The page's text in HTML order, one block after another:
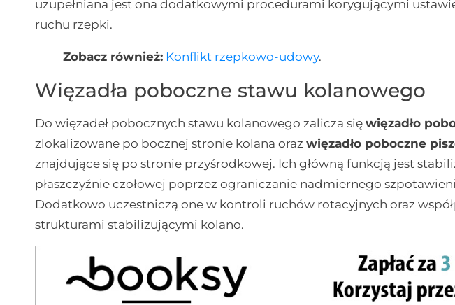
uzupełniana jest ona dodatkowymi procedurami korygującymi
ruchu rzepki.
Zobacz również: Konflikt rzepkowo-udowy.
Więzadła poboczne stawu kolanowego
Do więzadeł pobocznych stawu kolanowego zalicza sięwięzadło
zlokalizowane po bocznej stronie kolana orazwięzadło poboczne
znajdujące się po stronie przyśrodkowej. Ich główną funkcją jest
płaszczyźnie czołowej poprzez ograniczanie nadmiernego
Dodatkowo uczestniczą one w kontroli ruchów rotacyjnych oraz
strukturami stabilizującymi kolano.